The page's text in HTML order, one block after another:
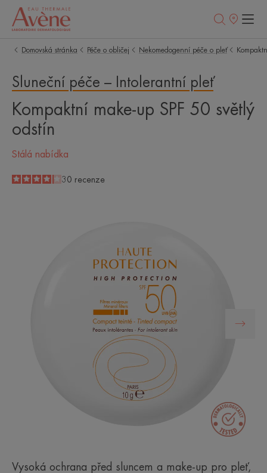
Prodejní
Domovská stránka Péče o obličej Nekomedogenní péče o pleť
Sluneční péče – Intolerantní pleť
Kompaktní make-up SPF 50 světlý
odstín
Stálá nabídka
4.1
/
5
30 recenze
Vysoká ochrana před sluncem a make-up pro pleť,